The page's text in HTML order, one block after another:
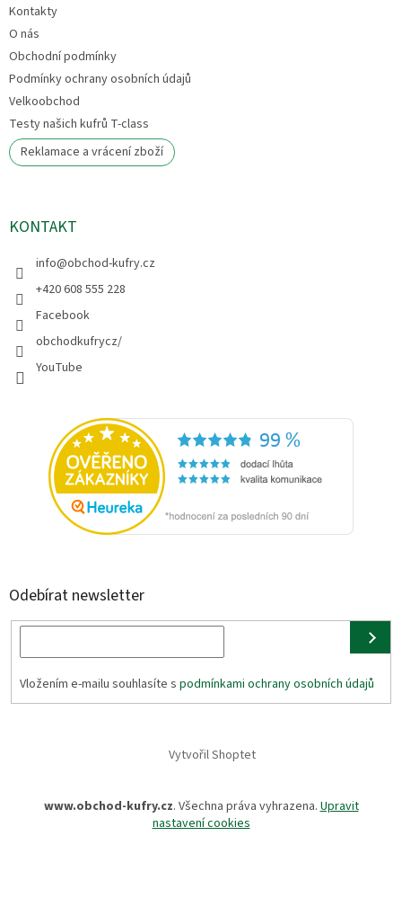
Kontakty
O nás
Obchodní podmínky
Podmínky ochrany osobních údajů
Velkoobchod
Testy našich kufrů T-class
Reklamace a vrácení zboží
KONTAKT
info@obchod-kufry.cz
+420 608 555 228
Facebook
obchodkufrycz/
YouTube
Odebírat newsletter
Vložením e-mailu souhlasíte s podmínkami ochrany osobních údajů
Vytvořil Shoptet
www.obchod-kufry.cz. Všechna práva vyhrazena. Upravit
nastavení cookies